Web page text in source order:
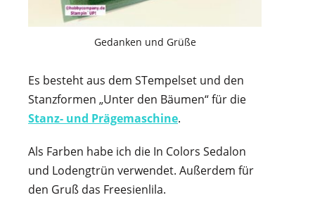
Gedanken und Grüße
Es besteht aus dem STempelset und den
Stanzformen „Unter den Bäumen“ für die
Stanz- und Prägemaschine.
Als Farben habe ich die In Colors Sedalon
und Lodengtrün verwendet. Außerdem für
den Gruß das Freesienlila.